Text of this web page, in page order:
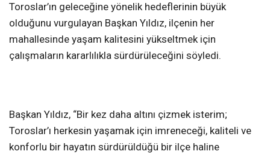
Toroslar’ın geleceğine yönelik hedeflerinin büyük
olduğunu vurgulayan Başkan Yıldız, ilçenin her
mahallesinde yaşam kalitesini yükseltmek için
çalışmaların kararlılıkla sürdürüleceğini söyledi.
Başkan Yıldız, “Bir kez daha altını çizmek isterim;
Toroslar’ı herkesin yaşamak için imreneceği, kaliteli ve
konforlu bir hayatın sürdürüldüğü bir ilçe haline